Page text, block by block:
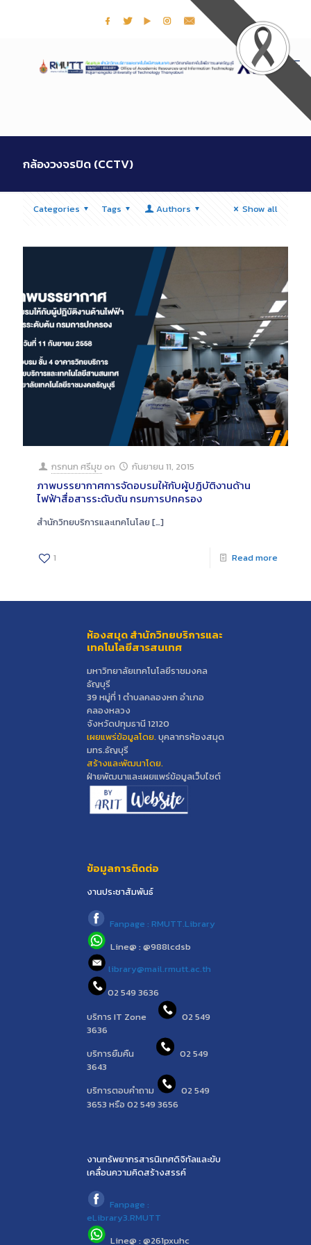
กล้องวงจรปิด (CCTV)
Categories Tags Authors Show all
กรกนก ศรีมุข on กันยายน 11, 2015
ภาพบรรยากาศการจัดอบรมให้กับผู้ปฏิบัติงานด้าน
ไฟฟ้าสื่อสารระดับต้น กรมการปกครอง
สำนักวิทยบริการและเทคโนโลย […]
1 Read more
ห้องสมุด สำนักวิทยบริการและ
เทคโนโลยีสารสนเทศ
มหาวิทยาลัยเทคโนโลยีราชมงคล
ธัญบุรี
39 หมู่ที่ 1 ตำบลคลองหก อำเภอ
คลองหลวง
จังหวัดปทุมธานี 12120
เผยแพร่ข้อมูลโดย.บุคลากรห้องสมุด
มทร.ธัญบุรี
สร้างและพัฒนาโดย.
ฝ่ายพัฒนาและเผยแพร่ข้อมูลเว็บไซต์
ข้อมูลการติดต่อ
งานประชาสัมพันธ์
Fanpage : RMUTT.Library
Line@ : @988lcdsb
library@mail.rmutt.ac.th
02 549 3636
บริการ IT Zone
02 549
3636
บริการยืมคืน
02 549
3643
บริการตอบคำถาม
02 549
3653 หรือ 02 549 3656
งานทรัพยากรสารนิเทศดิจิทัลและขับ
เคลื่อนความคิดสร้างสรรค์
Fanpage :
eLibrary3.RMUTT
Line@ : @261pxuhc